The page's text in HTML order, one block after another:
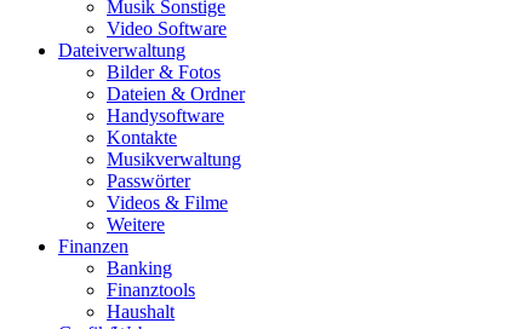
Musik Sonstige
Video Software
Dateiverwaltung
Bilder & Fotos
Dateien & Ordner
Handysoftware
Kontakte
Musikverwaltung
Passwörter
Videos & Filme
Weitere
Finanzen
Banking
Finanztools
Haushalt